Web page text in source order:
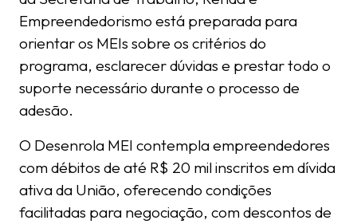
Empreendedorismo está preparada para
orientar os MEIs sobre os critérios do
programa, esclarecer dúvidas e prestar todo o
suporte necessário durante o processo de
adesão.
O Desenrola MEI contempla empreendedores
com débitos de até R$ 20 mil inscritos em dívida
ativa da União, oferecendo condições
facilitadas para negociação, com descontos de